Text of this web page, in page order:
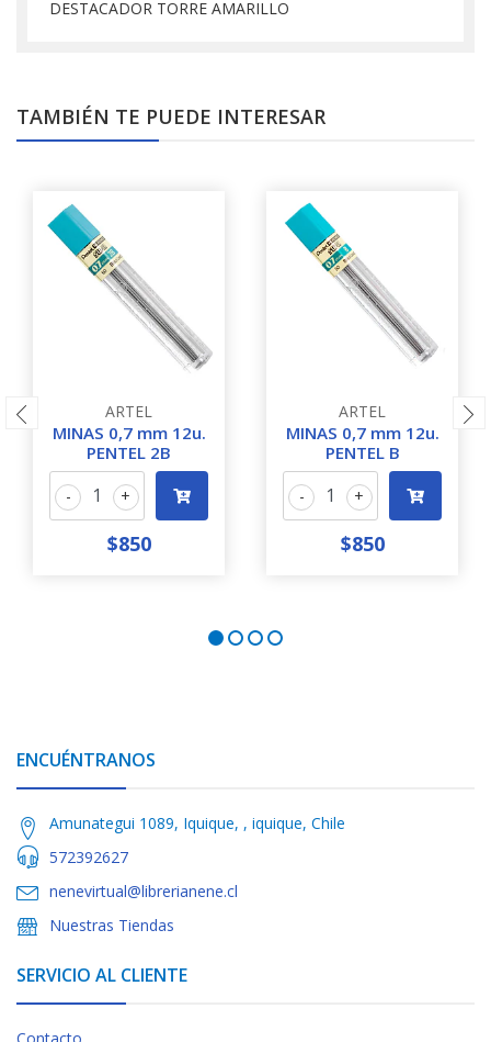
DESTACADOR TORRE AMARILLO
TAMBIÉN TE PUEDE INTERESAR
ARTEL
MINAS 0,7 mm 12u.
PENTEL 2B
+
-
$850
ARTEL
MINAS 0,7 mm 12u.
PENTEL B
+
-
$850
ENCUÉNTRANOS
Amunategui 1089, Iquique, , iquique, Chile
572392627
nenevirtual@librerianene.cl
Nuestras Tiendas
SERVICIO AL CLIENTE